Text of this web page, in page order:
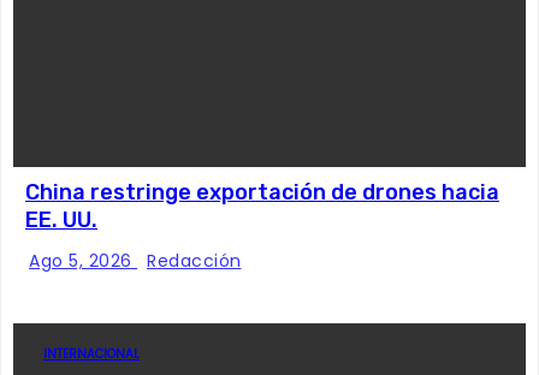
China restringe exportación de drones hacia
EE. UU.
Ago 5, 2026 Redacción
INTERNACIONAL